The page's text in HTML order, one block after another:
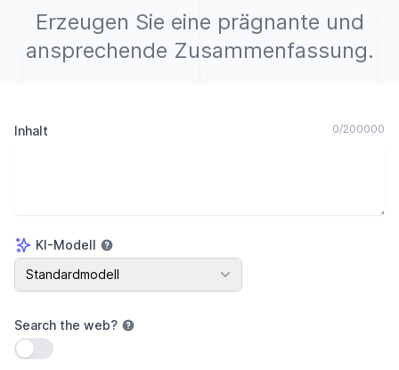
Erzeugen Sie eine prägnante und
ansprechende Zusammenfassung.
Inhalt 0/200000
KI-Modell
KI-Modell
Standardmodell
Search the web?
Einstellung verwenden